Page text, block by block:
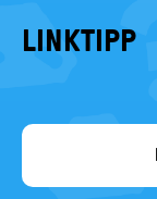
LINKTIPP